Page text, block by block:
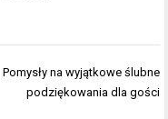
Pomysły na wyjątkowe ślubne
podziękowania dla gości